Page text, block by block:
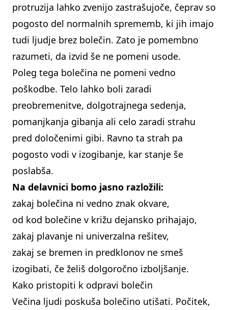
protruzija lahko zvenijo zastrašujoče, čeprav so
pogosto del normalnih sprememb, ki jih imajo
tudi ljudje brez bolečin. Zato je pomembno
razumeti, da izvid še ne pomeni usode.
Poleg tega bolečina ne pomeni vedno
poškodbe. Telo lahko boli zaradi
preobremenitve, dolgotrajnega sedenja,
pomanjkanja gibanja ali celo zaradi strahu
pred določenimi gibi. Ravno ta strah pa
pogosto vodi v izogibanje, kar stanje še
poslabša.
Na delavnici bomo jasno razložili:
zakaj bolečina ni vedno znak okvare,
od kod bolečine v križu dejansko prihajajo,
zakaj plavanje ni univerzalna rešitev,
zakaj se bremen in predklonov ne smeš
izogibati, če želiš dolgoročno izboljšanje.
Kako pristopiti k odpravi bolečin
Večina ljudi poskuša bolečino utišati. Počitek,